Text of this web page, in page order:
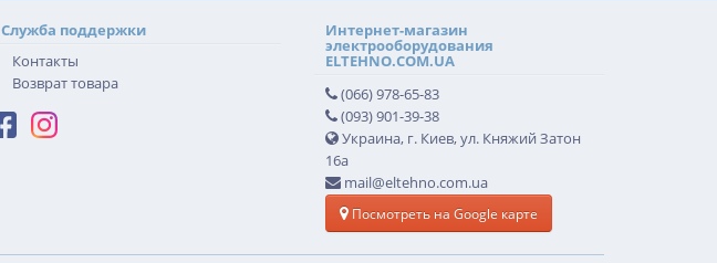
Служба поддержки
Контакты
Возврат товара
Интернет-магазин
электрооборудования
ELTEHNO.COM.UA
(066) 978-65-83
(093) 901-39-38
Украина, г. Киев, ул. Княжий Затон
16а
mail@eltehno.com.ua
Посмотреть на Google карте